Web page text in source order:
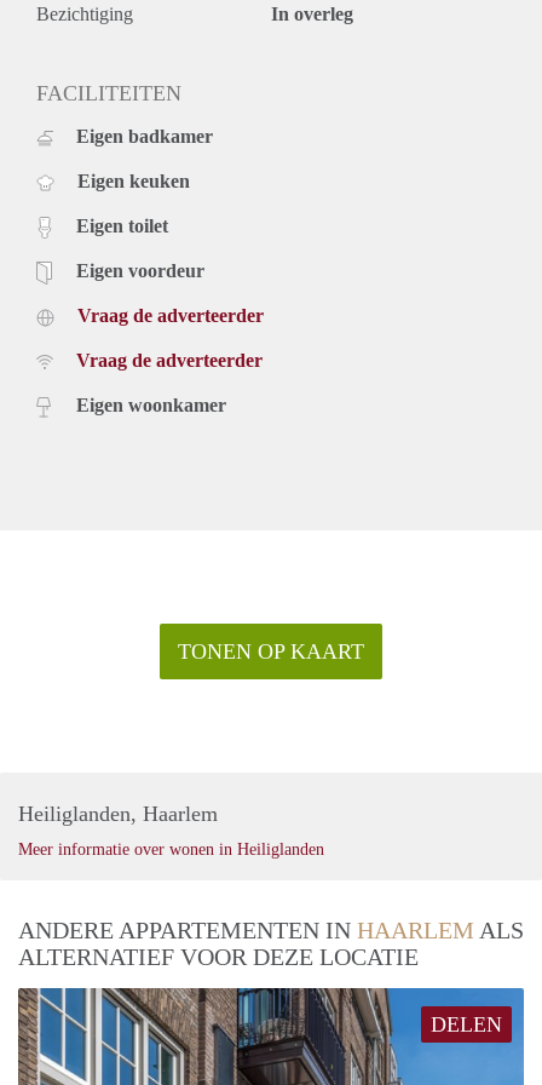
Bezichtiging In overleg
FACILITEITEN
Eigen badkamer
Eigen keuken
Eigen toilet
Eigen voordeur
Vraag de adverteerder
Vraag de adverteerder
Eigen woonkamer
TONEN OP KAART
Heiliglanden, Haarlem
Meer informatie over wonen in Heiliglanden
ANDERE APPARTEMENTEN IN HAARLEM ALS
ALTERNATIEF VOOR DEZE LOCATIE
DELEN